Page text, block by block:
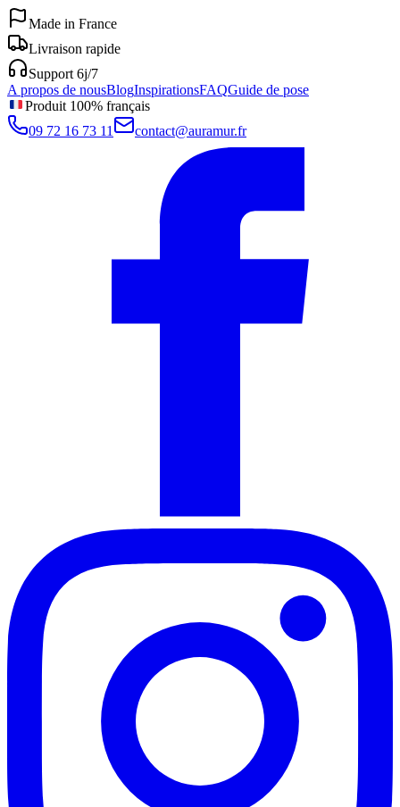
Made in France
Livraison rapide
Support 6j/7
A propos de nousBlogInspirationsFAQGuide de pose
Produit 100% français
09 72 16 73 11
contact@auramur.fr